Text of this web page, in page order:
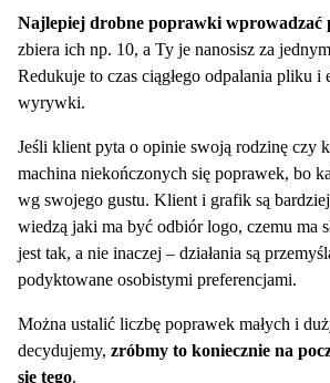
Najlepiej drobne poprawki wprowadzać
zbiera ich np. 10, a Ty je nanosisz za
Redukuje to czas ciągłego odpalania pliku i
wyrywki.
Jeśli klient pyta o opinie swoją rodzinę czy
machina niekończonych się poprawek, bo
wg swojego gustu. Klient i grafik są
wiedzą jaki ma być odbiór logo, czemu ma
jest tak, a nie inaczej – działania są
podyktowane osobistymi preferencjami.
Można ustalić liczbę poprawek małych i
decydujemy, zróbmy to koniecznie na
się tego.